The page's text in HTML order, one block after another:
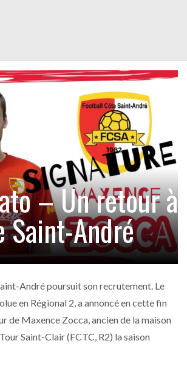
– Un retour à
Saint-André
André poursuit son recrutement. Le
en Régional 2, a annoncé en cette fin
de Maxence Zocca, ancien de la maison
Saint-Clair (FCTC, R2) la saison